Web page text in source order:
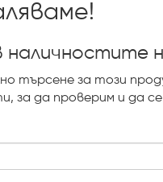
търсене за този
за да проверим и да се